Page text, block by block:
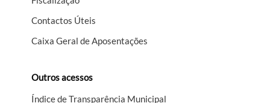
Contactos Úteis
Caixa Geral de Aposentações
Outros acessos
Índice de Transparência Municipal